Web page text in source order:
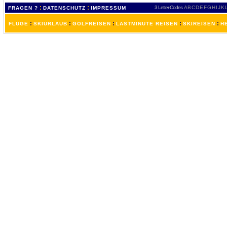
FRAGEN ? : DATENSCHUTZ : IMPRESSUM 3 Letter-Codes ABCDEFGH IJKL
FLÜGE : SKIURLAUB : GOLFREISEN : LASTMINUTE REISEN : SKIREISEN :